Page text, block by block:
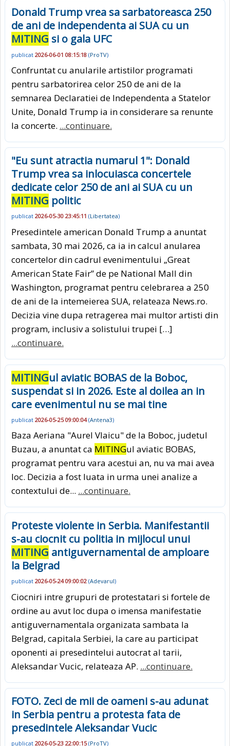
Donald Trump vrea sa sarbatoreasca 250
de ani de independenta ai SUA cu un
MITING si o gala UFC
publicat 2026-06-01 08:15:18 (ProTV)
Confruntat cu anularile artistilor programati
pentru sarbatorirea celor 250 de ani de la
semnarea Declaratiei de Independenta a Statelor
Unite, Donald Trump ia in considerare sa renunte
la concerte. ...continuare.
"Eu sunt atractia numarul 1": Donald
Trump vrea sa inlocuiasca concertele
dedicate celor 250 de ani ai SUA cu un
MITING politic
publicat 2026-05-30 23:45:11 (Libertatea)
Presedintele american Donald Trump a anuntat
sambata, 30 mai 2026, ca ia in calcul anularea
concertelor din cadrul evenimentului „Great
American State Fair” de pe National Mall din
Washington, programat pentru celebrarea a 250
de ani de la intemeierea SUA, relateaza News.ro.
Decizia vine dupa retragerea mai multor artisti din
program, inclusiv a solistului trupei […]
...continuare.
MITINGul aviatic BOBAS de la Boboc,
suspendat si in 2026. Este al doilea an in
care evenimentul nu se mai tine
publicat 2026-05-25 09:00:04(Antena3)
Baza Aeriana "Aurel Vlaicu" de la Boboc, judetul
Buzau, a anuntat ca MITINGul aviatic BOBAS,
programat pentru vara acestui an, nu va mai avea
loc. Decizia a fost luata in urma unei analize a
contextului de... ...continuare.
Proteste violente in Serbia. Manifestantii
s-au ciocnit cu politia in mijlocul unui
MITING antiguvernamental de amploare
la Belgrad
publicat 2026-05-24 09:00:02 (Adevarul)
Ciocniri intre grupuri de protestatari si fortele de
ordine au avut loc dupa o imensa manifestatie
antiguvernamentala organizata sambata la
Belgrad, capitala Serbiei, la care au participat
oponenti ai presedintelui autocrat al tarii,
Aleksandar Vucic, relateaza AP. ...continuare.
FOTO. Zeci de mii de oameni s-au adunat
in Serbia pentru a protesta fata de
presedintele Aleksandar Vucic
publicat 2026-05-23 22:00:15(ProTV)